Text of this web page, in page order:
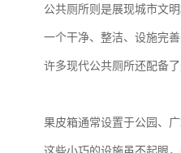
公共厕所则是展现城市文明
一个干净、整洁、设施完
许多现代公共厕所还配备
果皮箱通常设置于公园、